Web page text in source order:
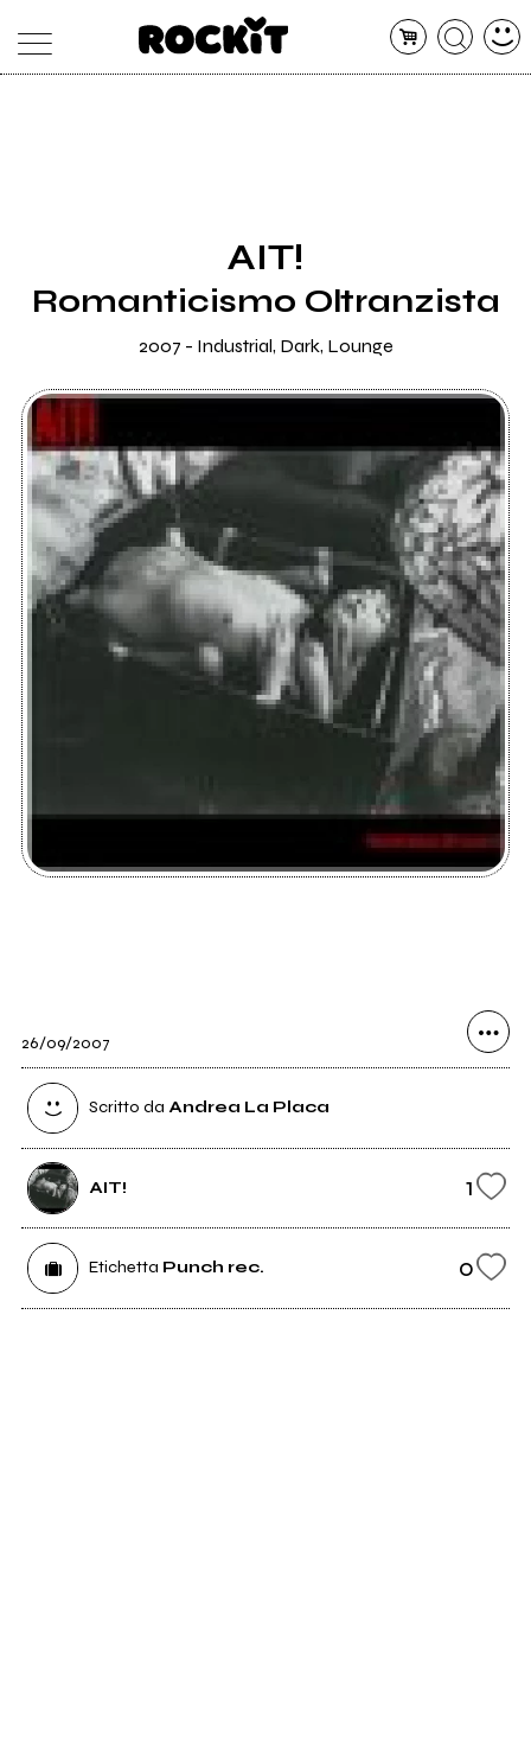
RADIO
AIT!
Romanticismo Oltranzista
2007 - Industrial, Dark, Lounge
26/09/2007
Scritto da Andrea La Placa
AIT! 1
Etichetta Punch rec. 0